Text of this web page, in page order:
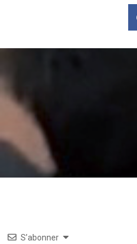
S’abonner